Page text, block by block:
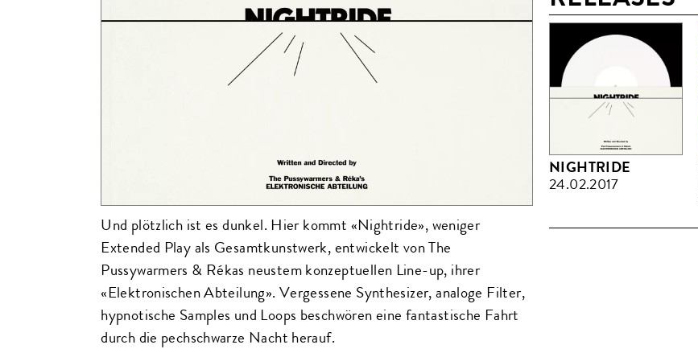
Und plötzlich ist es dunkel. Hier kommt «Nightride», weniger
Extended Play als Gesamtkunstwerk, entwickelt von The
Pussywarmers & Rékas neustem konzeptuellen Line-up, ihrer
«Elektronischen Abteilung». Vergessene Synthesizer, analoge Filter,
hypnotische Samples und Loops beschwören eine fantastische Fahrt
durch die pechschwarze Nacht herauf.
NIGHTRIDE
24.02.2017